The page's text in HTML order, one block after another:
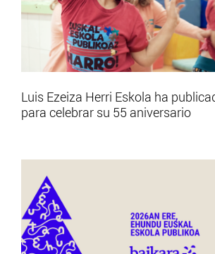
Luis Ezeiza Herri Eskola ha
para celebrar su 55 aniversario